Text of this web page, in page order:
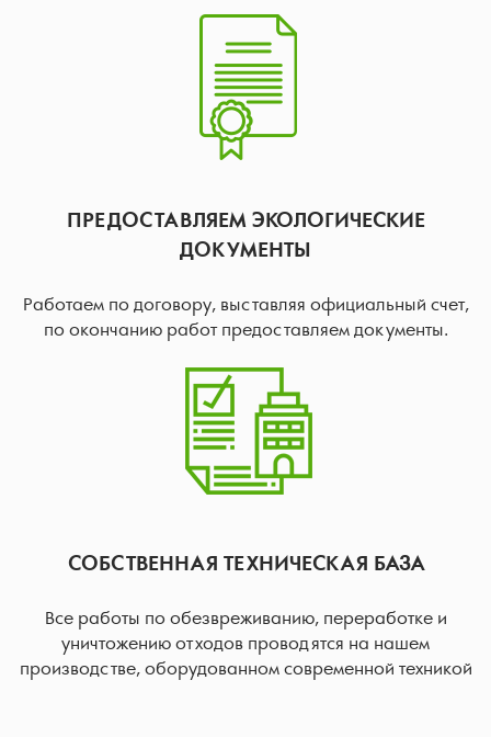
ПРЕДОСТАВЛЯЕМ ЭКОЛОГИЧЕСКИЕ
ДОКУМЕНТЫ
Работаем по договору, выставляя официальный счет,
по окончанию работ предоставляем документы.
СОБСТВЕННАЯ ТЕХНИЧЕСКАЯ БАЗА
Все работы по обезвреживанию, переработке и
уничтожению отходов проводятся на нашем
производстве, оборудованном современной техникой